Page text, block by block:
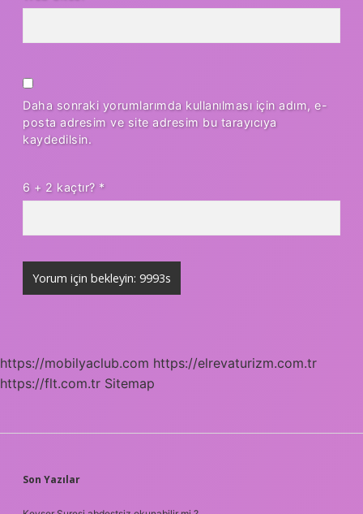
Daha sonraki yorumlarımda kullanılması için adım, e-
posta adresim ve site adresim bu tarayıcıya
kaydedilsin.
6 + 2 kaçtır? *
https://mobilyaclub.com https://elrevaturizm.com.tr
https://flt.com.tr Sitemap
SIDEBAR
Son Yazılar